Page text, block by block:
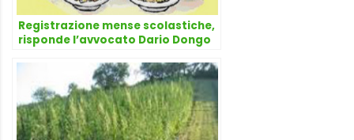
Registrazione mense scolastiche,
risponde l’avvocato Dario Dongo